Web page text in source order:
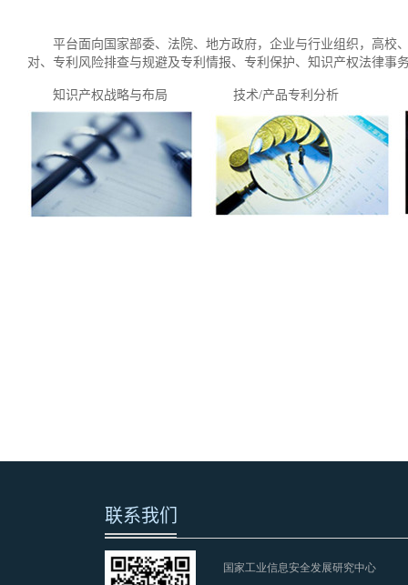
平台面向国家部委、法院、地方政府，企业与行业组织，高校
对、专利风险排查与规避及专利情报、专利保护、知识产权法律事
知识产权战略与布局 技术/产品专利分析
联系我们
国家工业信息安全发展研究中心